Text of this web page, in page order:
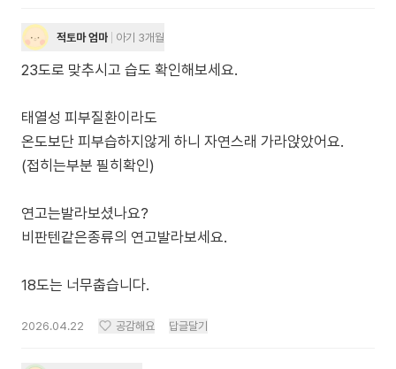
적토마 엄마 아기 3개월
23도로 맞추시고 습도 확인해보세요.
태열성 피부질환이라도
온도보단 피부습하지않게 하니 자연스래 가라앉았어요.
(접히는부분 필히확인)
연고는발라보셨나요?
비판텐같은종류의 연고발라보세요.
18도는 너무춥습니다.
2026.04.22 공감해요 답글달기